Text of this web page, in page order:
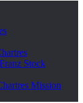
Stock
Mission